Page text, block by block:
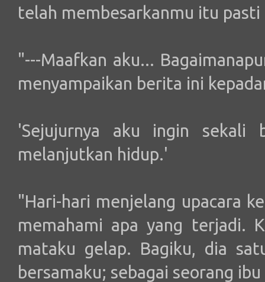
telah membesarkanmu itu pasti
"---Maafkan aku...
menyampaikan berita ini
'Sejujurnya aku ingin sekali
melanjutkan hidup.'
"Hari-hari menjelang upacara
memahami apa yang terjadi.
mataku gelap. Bagiku, dia
bersamaku; sebagai seorang